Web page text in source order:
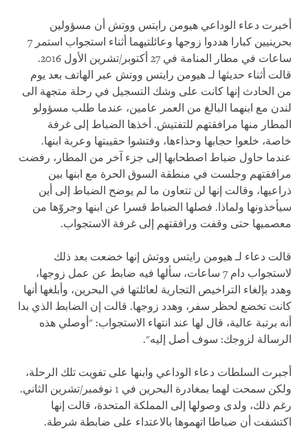
أخبرت دعاء الوداعي هيومن رايتس ووتش أن مسؤولين
بحرينيين كبارا هددوا زوجها وعائلتيهما أثناء استجواب استمر 7
ساعات في مطار المنامة في 27 أكتوبر/تشرين الأول 2016.
قالت أثناء حديثها لـ هيومن رايتس ووتش عبر الهاتف بعد يوم
من الحادث إنها كانت على وشك التسجيل في رحلة متجهة الى
لندن مع ابنهما البالغ من العمر عامين، عندما طلب مسؤولو
المطار منها مرافقتهم للتفتيش. أخذها الضباط إلى غرفة
خاصة، خلعوا حجابها وحذاءها، وفتشوا حقيبتها وعربة ابنها.
عندما حاول ضباط اصطحابها إلى جزء آخر من المطار، رفضت
مرافقتهم وجلست في منطقة السوق الحرة مع ابنها بين
ذراعيها، وقالت إنها لن تتعاون ما لم يوضح الضباط إلى أين
سيأخذونها ولماذا. فصلها الضباط قسرا عن ابنها وجروّها من
معصميها حتى وقفت ورافقتهم إلى غرفة الاستجواب.
قالت دعاء لـ هيومن رايتس ووتش إنها خضعت بعد ذلك
لاستجواب دام 7 ساعات، سألها فيه ضابط عن عمل زوجها،
وهدد بإلغاء التراخيص التجارية لعائلتها في البحرين، وأبلغها أنها
كانت تخضع لحظر سفر، وهدد زوجها. قالت إن الضابط الذي بدا
أنه برتبة عالية، قال لها عند انتهاء الاستجواب: "أوصلي هذه
الرسالة لزوجك: سوف أصل إليه".
أجبرت السلطات دعاء الوداعي وابنها على تفويت تلك الرحلة،
ولكن سمحت لهما بمغادرة البحرين في 1 نوفمبر/تشرين الثاني.
رغم ذلك، ولدى وصولها إلى المملكة المتحدة، قالت إنها
اكتشفت أن ضباطا اتهموها بالاعتداء على ضابطة شرطة.